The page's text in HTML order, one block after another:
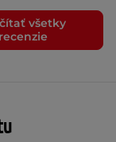
všetky
recenzie